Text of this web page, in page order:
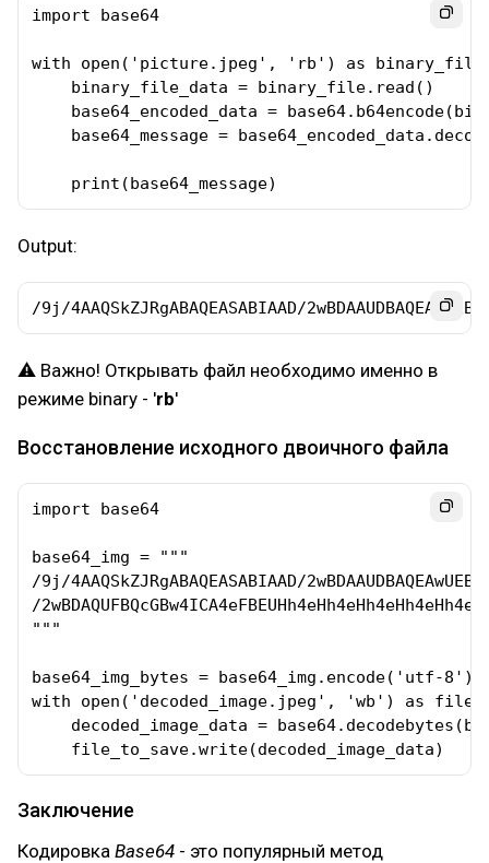
import base64
with open('picture.jpeg', 'rb') as
    binary_file_data = binary_file.read()
base64_encoded_data =
base64_message =
    print(base64_message)
Output:
/9j/4AAQSkZJRgABAQEASABIAAD/
⚠ Важно! Открывать файл необходимо именно в
режиме binary - 'rb'
Восстановление исходного двоичного файла
import base64
base64_img = """
/9j/4AAQSkZJRgABAQEASABIAAD/
/
"""
base64_img_bytes = base64_img.encode('utf-8')
with open('decoded_image.jpeg', 'wb') as
decoded_image_data =
    file_to_save.write(decoded_image_data)
Заключение
Кодировка Base64 - это популярный метод